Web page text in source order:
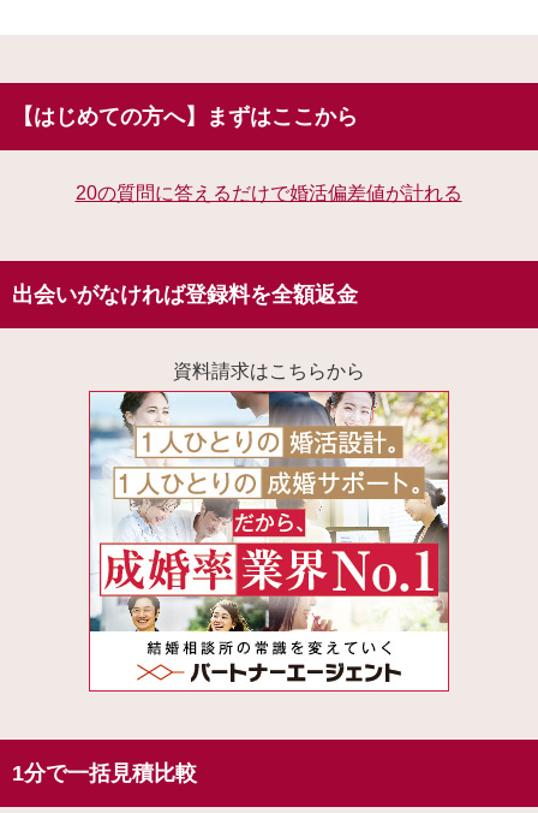
【はじめての方へ】まずはここから
20の質問に答えるだけで婚活偏差値が計れる
出会いがなければ登録料を全額返金
資料請求はこちらから
1分で一括見積比較